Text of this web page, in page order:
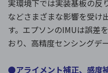
実環境下では実装基板の反
などさまざまな影響を受け
す。エプソンのIMUは誤差
おり、高精度センシングデ
●アライメント補正、感度